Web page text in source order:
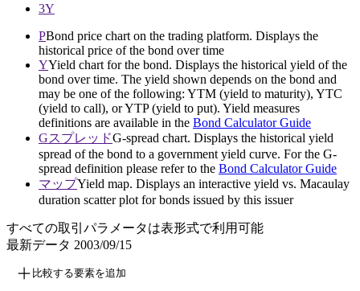
3Y
PBond price chart on the trading platform. Displays the
historical price of the bond over time
YYield chart for the bond. Displays the historical yield of the
bond over time. The yield shown depends on the bond and
may be one of the following: YTM (yield to maturity), YTC
(yield to call), or YTP (yield to put). Yield measures
definitions are available in the Bond Calculator Guide
GスプレッドG-spread chart. Displays the historical yield
spread of the bond to a government yield curve. For the G-
spread definition please refer to the Bond Calculator Guide
マップYield map. Displays an interactive yield vs. Macaulay
duration scatter plot for bonds issued by this issuer
すべての取引パラメータは表形式で利用可能
最新データ 2003/09/15
比較する要素を追加